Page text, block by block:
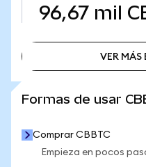
96,67 mil
VER MÁS
Formas de usar
Comprar CBBTC
Empieza en pocos